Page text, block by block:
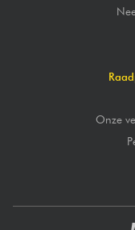
Onze